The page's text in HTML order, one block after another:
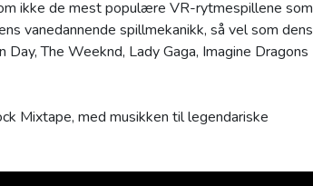
ikke de mest populære VR-rytmespillene som
vanedannende spillmekanikk, så vel som dens
The Weeknd, Lady Gaga, Imagine Dragons
Mixtape, med musikken til legendariske